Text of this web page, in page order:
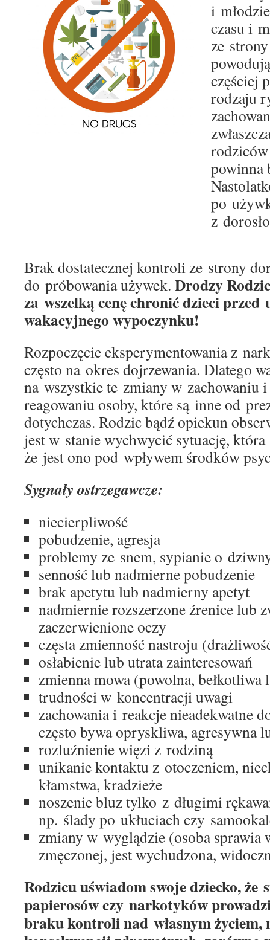
i
czasu i
ze
częściej
rodzaju
powinna
po
z
Brak dostatecznej kontroli ze strony
do próbowania używek. Drodzy
za wszelką cenę chronić dzieci przed
wakacyjnego wypoczynku!
Rozpoczęcie eksperymentowania z
często na okres dojrzewania. Dlatego
na wszystkie te zmiany w zachowaniu
reagowaniu osoby, które są inne od
dotychczas. Rodzic bądź opiekun
jest w stanie wychwycić sytuację,
że jest ono pod wpływem środków
Sygnały ostrzegawcze:
niecierpliwość
pobudzenie, agresja
problemy ze snem, sypianie o
senność lub nadmierne pobudzenie
brak apetytu lub nadmierny apetyt
nadmiernie rozszerzone źrenice lub
zaczerwienione oczy
częsta zmienność nastroju
osłabienie lub utrata zainteresowań
zmienna mowa (powolna, bełkotliwa
trudności w koncentracji uwagi
zachowania i reakcje nieadekwatne
często bywa opryskliwa, agresywna
rozluźnienie więzi z rodziną
unikanie kontaktu z otoczeniem,
kłamstwa, kradzieże
noszenie bluz tylko z długimi
np. ślady po ukłuciach czy
zmiany w wyglądzie (osoba sprawia
zmęczonej, jest wychudzona,
Rodzicu uświadom swoje dziecko, że
papierosów czy narkotyków
braku kontroli nad własnym życiem,